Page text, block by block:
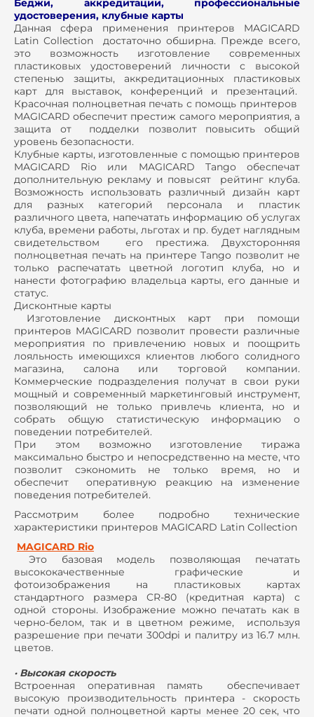
Беджи, аккредитации, профессиональные
удостоверения, клубные карты
Данная сфера применения принтеров MAGICARD
Latin Collection достаточно обширна. Прежде всего,
это возможность изготовление современных
пластиковых удостоверений личности с высокой
степенью защиты, аккредитационных пластиковых
карт для выставок, конференций и презентаций.
Красочная полноцветная печать с помощь принтеров
MAGICARD обеспечит престиж самого мероприятия, а
защита от подделки позволит повысить общий
уровень безопасности.
Клубные карты, изготовленные с помощью принтеров
MAGICARD Rio или MAGICARD Tango обеспечат
дополнительную рекламу и повысят рейтинг клуба.
Возможность использовать различный дизайн карт
для разных категорий персонала и пластик
различного цвета, напечатать информацию об услугах
клуба, времени работы, льготах и пр. будет наглядным
свидетельством его престижа. Двухсторонняя
полноцветная печать на принтере Tango позволит не
только распечатать цветной логотип клуба, но и
нанести фотографию владельца карты, его данные и
статус.
Дисконтные карты
Изготовление дисконтных карт при помощи
принтеров MAGICARD позволит провести различные
мероприятия по привлечению новых и поощрить
лояльность имеющихся клиентов любого солидного
магазина, салона или торговой компании.
Коммерческие подразделения получат в свои руки
мощный и современный маркетинговый инструмент,
позволяющий не только привлечь клиента, но и
собрать общую статистическую информацию о
поведении потребителей.
При этом возможно изготовление тиража
максимально быстро и непосредственно на месте, что
позволит сэкономить не только время, но и
обеспечит оперативную реакцию на изменение
поведения потребителей.
Рассмотрим более подробно технические
характеристики принтеров MAGICARD Latin Collection
MAGICARD Rio
Это базовая модель позволяющая печатать
высококачественные графические и
фотоизображения на пластиковых картах
стандартного размера CR-80 (кредитная карта) с
одной стороны. Изображение можно печатать как в
черно-белом, так и в цветном режиме, используя
разрешение при печати 300dpi и палитру из 16.7 млн.
цветов.
· Высокая скорость
Встроенная оперативная память обеспечивает
высокую производительность принтера - скорость
печати одной полноцветной карты менее 20 сек, что